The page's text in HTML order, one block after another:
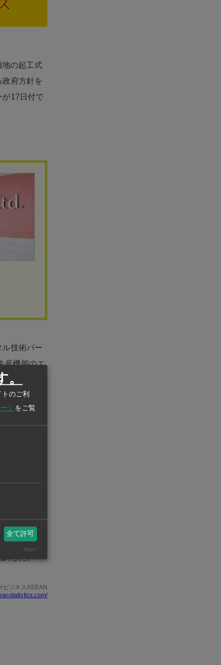
地の起工式
府方針を
が17日付で
技術パー
産機能のエ
AI（人工
分散型台
。起工式
の自立性
調した。
ビジネスASEAN
のご利
） をご覧
全て許可
Klaro